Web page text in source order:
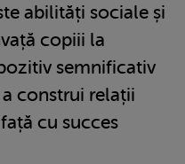
abilități sociale și
copiii la
semnificativ
construi relații
cu succes